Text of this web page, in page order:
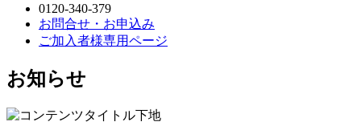
0120-340-379
お問合せ・お申込み
ご加入者様専用ページ
お知らせ